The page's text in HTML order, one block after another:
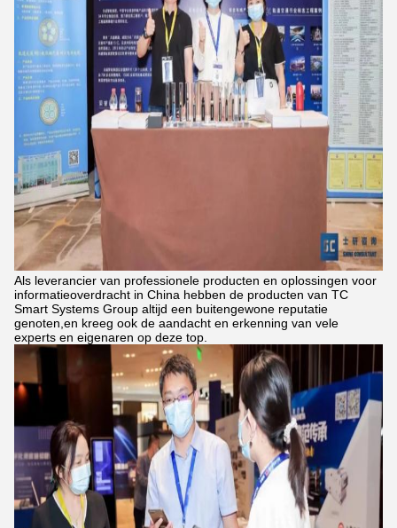
Als leverancier van professionele producten en oplossingen voor
informatieoverdracht in China hebben de producten van TC
Smart Systems Group altijd een buitengewone reputatie
genoten,en kreeg ook de aandacht en erkenning van vele
experts en eigenaren op deze top.